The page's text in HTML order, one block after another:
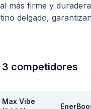
más firme y
delgado,
competidores
Max Vibe